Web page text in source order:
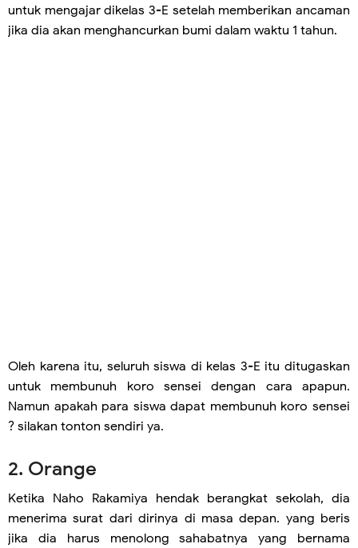
untuk mengajar dikelas 3-E setelah memberikan ancaman
jika dia akan menghancurkan bumi dalam waktu 1 tahun.
Oleh karena itu, seluruh siswa di kelas 3-E itu ditugaskan
untuk membunuh koro sensei dengan cara apapun.
Namun apakah para siswa dapat membunuh koro sensei
? silakan tonton sendiri ya.
2. Orange
Ketika Naho Rakamiya hendak berangkat sekolah, dia
menerima surat dari dirinya di masa depan. yang beris
jika dia harus menolong sahabatnya yang bernama